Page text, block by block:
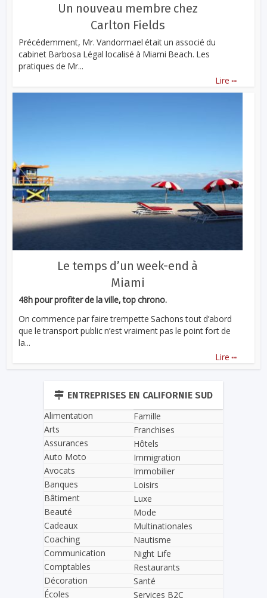
Un nouveau membre chez
Carlton Fields
Précédemment, Mr. Vandormael était un associé du
cabinet Barbosa Légal localisé à Miami Beach. Les
pratiques de Mr...
Lire ...
Le temps d’un week-end à
Miami
48h pour profiter de la ville, top chrono.
On commence par faire trempette Sachons tout d’abord
que le transport public n’est vraiment pas le point fort de
la...
Lire ...
ENTREPRISES EN CALIFORNIE SUD
Alimentation
Arts
Assurances
Auto Moto
Avocats
Banques
Bâtiment
Beauté
Cadeaux
Coaching
Communication
Comptables
Décoration
Écoles
Famille
Franchises
Hôtels
Immigration
Immobilier
Loisirs
Luxe
Mode
Multinationales
Nautisme
Night Life
Restaurants
Santé
Services B2C